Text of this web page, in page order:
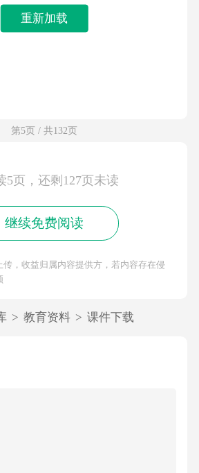
重新加载
第5页 / 共132页
5页，还剩127页未读
继续免费阅读
，收益归属内容提供方，若内容存在侵
> 教育资料 > 课件下载